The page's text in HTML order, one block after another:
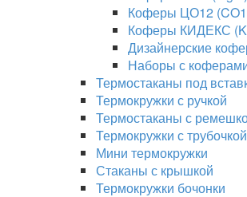
Коферы ЦО12
Коферы КИДЕКС
Дизайнерские
Наборы с
Термостаканы под
Термокружки с ручкой
Термостаканы с
Термокружки с трубочкой
Мини термокружки
Стаканы с крышкой
Термокружки бочонки